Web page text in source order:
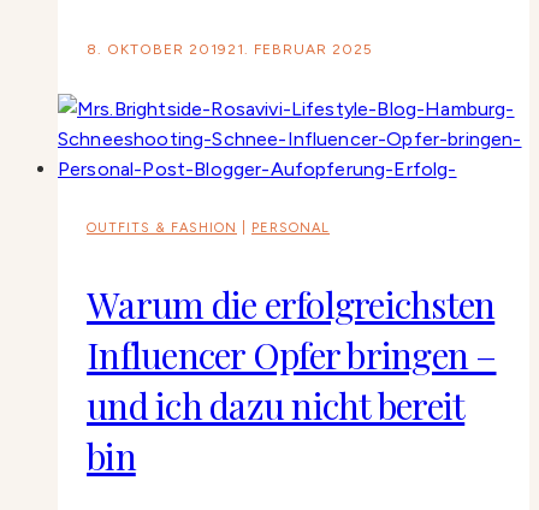
8. OKTOBER 2019 21. FEBRUAR 2025
OUTFITS & FASHION PERSONAL
Warum die erfolgreichsten
Influencer Opfer bringen –
und ich dazu nicht bereit
bin